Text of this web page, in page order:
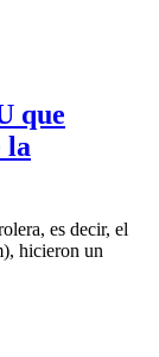
que
la
es decir, el
hicieron un